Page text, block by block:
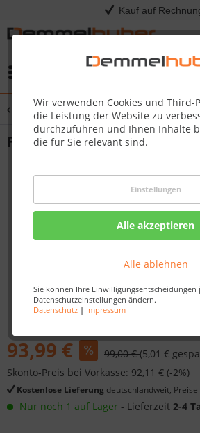
Kauf auf
Wir verwenden Cookies und Third-
die Leistung der Website zu
durchzuführen und Ihnen Inhalte
die für Sie relevant sind.
Einstellungen
Alle akzeptieren
Alle ablehnen
Sie können Ihre Einwilligungsentscheidungen
Datenschutzeinstellungen ändern.
Datenschutz| Impressum
Übersicht Grillwagen &
Frontablage JOE´S
93,99 € 99,00 €(5,01 €
Skonto-Preis bei Vorkasse: 92,11 € (-2%)
Kostenlose Lieferung deutschlandweit, Preise
Nur noch 1 auf Lager - Lieferzeit 2-4